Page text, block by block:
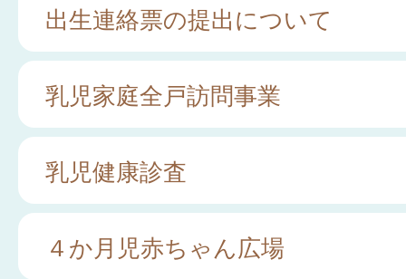
出生連絡票の提出について
乳児家庭全戸訪問事業
乳児健康診査
４か月児赤ちゃん広場